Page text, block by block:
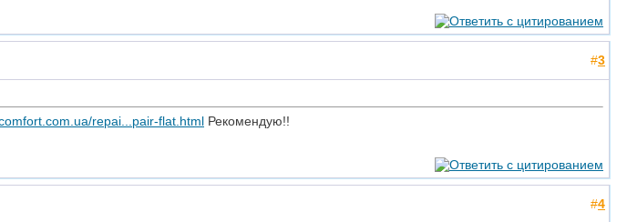
#3
repai...pair-flat.html Рекомендую!!
#4